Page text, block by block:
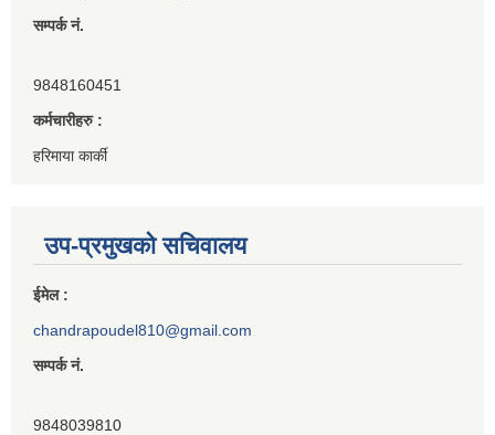
सम्पर्क नं.
9848160451
कर्मचारीहरु :
हरिमाया कार्की
उप-प्रमुखको सचिवालय
ईमेल :
chandrapoudel810@gmail.com
सम्पर्क नं.
9848039810